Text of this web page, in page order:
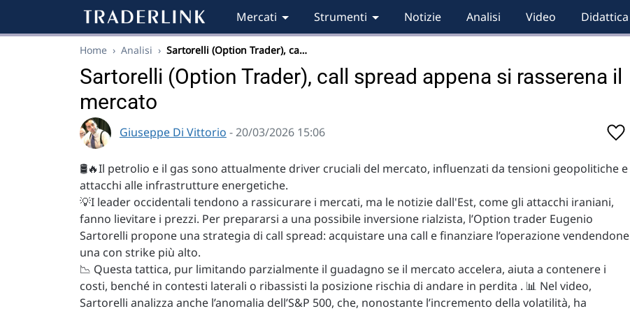
Mercati Strumenti Notizie Analisi Video Didattica
Home › Analisi › Sartorelli (Option Trader), ca…
Sartorelli (Option Trader), call spread appena si rasserena il
mercato
Giuseppe Di Vittorio - 20/03/2026 15:06
🛢️🔥Il petrolio e il gas sono attualmente driver cruciali del mercato, influenzati da tensioni geopolitiche e
attacchi alle infrastrutture energetiche.
💡I leader occidentali tendono a rassicurare i mercati, ma le notizie dall'Est, come gli attacchi iraniani,
fanno lievitare i prezzi. Per prepararsi a una possibile inversione rialzista, l’Option trader Eugenio
Sartorelli propone una strategia di call spread: acquistare una call e finanziare l’operazione vendendone
una con strike più alto.
📉 Questa tattica, pur limitando parzialmente il guadagno se il mercato accelera, aiuta a contenere i
costi, benché in contesti laterali o ribassisti la posizione rischia di andare in perdita . 📊 Nel video,
Sartorelli analizza anche l’anomalia dell’S&P 500, che, nonostante l’incremento della volatilità, ha